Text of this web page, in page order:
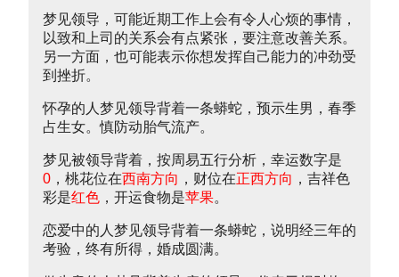
梦见领导，可能近期工作上会有令人心烦的事情，
以致和上司的关系会有点紧张，要注意改善关系。
另一方面，也可能表示你想发挥自己能力的冲劲受
到挫折。
怀孕的人梦见领导背着一条蟒蛇，预示生男，春季
占生女。慎防动胎气流产。
梦见被领导背着，按周易五行分析，幸运数字是
0 ，桃花位在西南方向 ，财位在正西方向 ，吉祥色
彩是红色 ，开运食物是苹果。
恋爱中的人梦见领导背着一条蟒蛇，说明经三年的
考验，终有所得，婚成圆满。